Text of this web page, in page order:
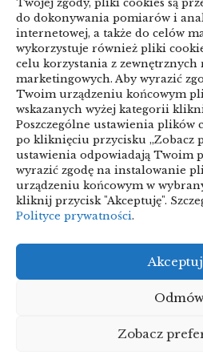
Twojej zgody, pliki cookies są
do dokonywania pomiarów i
internetowej, a także do celów
wykorzystuje również pliki
celu korzystania z
marketingowych. Aby wyrazić
Twoim urządzeniu końcowym
wskazanych wyżej kategorii
Poszczególne ustawienia plików
po kliknięciu przycisku „Zobacz
ustawienia odpowiadają Twoim
wyrazić zgodę na instalowanie
urządzeniu końcowym w
kliknij przycisk "Akceptuję".
Polityce prywatności.
Zobacz
ARTYKUŁ
Biznes & Finanse
Budownictwo & Przemysł
Edukacja & Rozrywka
Motoryzacja Sport &
Technologie Uroda &
Zdrowie
Polityka plików cookies (EU)